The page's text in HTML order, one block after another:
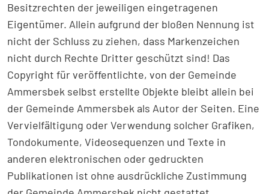
Besitzrechten der jeweiligen eingetragenen
Eigentümer. Allein aufgrund der bloßen Nennung ist
nicht der Schluss zu ziehen, dass Markenzeichen
nicht durch Rechte Dritter geschützt sind! Das
Copyright für veröffentlichte, von der Gemeinde
Ammersbek selbst erstellte Objekte bleibt allein bei
der Gemeinde Ammersbek als Autor der Seiten. Eine
Vervielfältigung oder Verwendung solcher Grafiken,
Tondokumente, Videosequenzen und Texte in
anderen elektronischen oder gedruckten
Publikationen ist ohne ausdrückliche Zustimmung